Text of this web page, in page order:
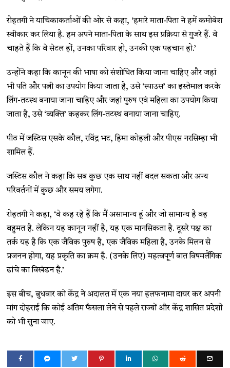
रोहतगी ने याचिकाकर्ताओं की ओर से कहा, ‘हमारे माता-पिता ने हमें कमोबेश
स्वीकार कर लिया है. हम अपने माता-पिता के साथ इस प्रक्रिया से गुजरे हैं. वे
चाहते हैं कि वे सेटल हों, उनका परिवार हो, उनकी एक पहचान हो.’
उन्होंने कहा कि कानून की भाषा को संशोधित किया जाना चाहिए और जहां
भी पति और पत्नी का उपयोग किया जाता है, उसे ‘स्पाउस’ का इस्तेमाल करके
लिंग-तटस्थ बनाया जाना चाहिए और जहां पुरुष एवं महिला का उपयोग किया
जाता है, उसे ‘व्यक्ति’ कहकर लिंग-तटस्थ बनाया जाना चाहिए.
पीठ में जस्टिस एसके कौल, रविंद्र भट, हिमा कोहली और पीएस नरसिम्हा भी
शामिल हैं.
जस्टिस कौल ने कहा कि सब कुछ एक साथ नहीं बदल सकता और अन्य
परिवर्तनों में कुछ और समय लगेगा.
रोहतगी ने कहा, ‘वे कह रहे हैं कि मैं असामान्य हूं और जो सामान्य है वह
बहुमत है. लेकिन यह कानून नहीं है, यह एक मानसिकता है. दूसरे पक्ष का
तर्क यह है कि एक जैविक पुरुष है, एक जैविक महिला है, उनके मिलन से
प्रजनन होगा, यह प्रकृति का क्रम है. (उनके लिए) महत्वपूर्ण बात विषमलैंगिक
ढांचे का विखंडन है.’
इस बीच, बुधवार को केंद्र ने अदालत में एक नया हलफनामा दायर कर अपनी
मांग दोहराई कि कोई अंतिम फैसला लेने से पहले राज्यों और केंद्र शासित प्रदेशों
को भी सुना जाए.